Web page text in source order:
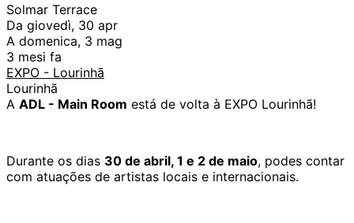
Solmar Terrace
Da giovedì, 30 apr
A domenica, 3 mag
3 mesi fa
EXPO - Lourinhã
Lourinhã
A ADL - Main Room está de volta à EXPO Lourinhã!
Durante os dias 30 de abril, 1 e 2 de maio, podes contar
com atuações de artistas locais e internacionais.